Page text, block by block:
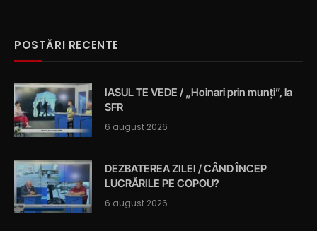
POSTĂRI RECENTE
IASUL TE VEDE / „Hoinari prin munți”, la
SFR
6 august 2026
DEZBATEREA ZILEI / CÂND ÎNCEP
LUCRĂRILE PE COPOU?
6 august 2026